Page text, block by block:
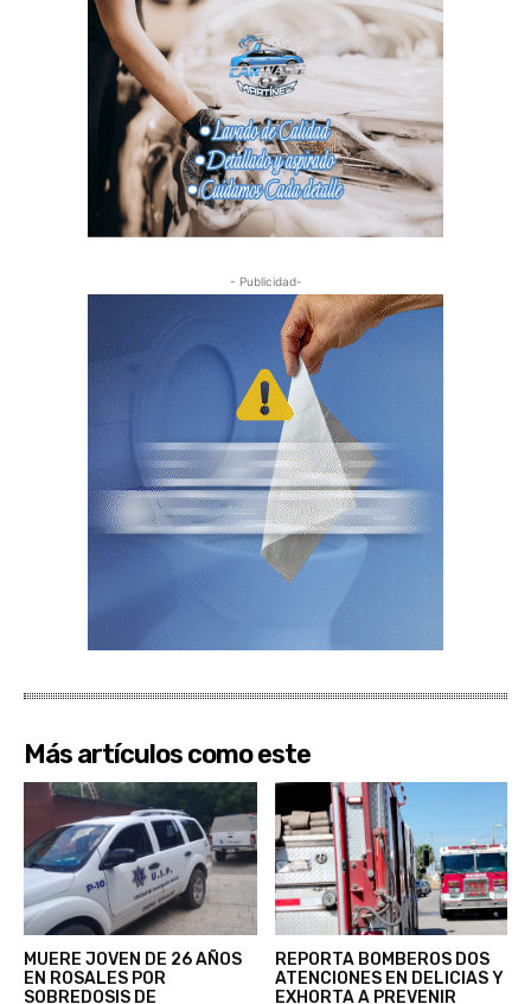
- Publicidad-
Más artículos como este
MUERE JOVEN DE 26 AÑOS
EN ROSALES POR
SOBREDOSIS DE
REPORTA BOMBEROS DOS
ATENCIONES EN DELICIAS Y
EXHORTA A PREVENIR